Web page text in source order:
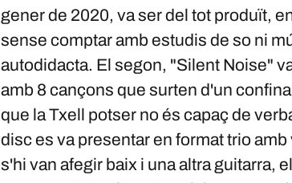
gener de 2020, va ser del tot produït,
sense comptar amb estudis de so ni
autodidacta. El segon, "Silent Noise"
amb 8 cançons que surten d'un
que la Txell potser no és capaç de
disc es va presentar en format trio
s'hi van afegir baix i una altra guitarra,